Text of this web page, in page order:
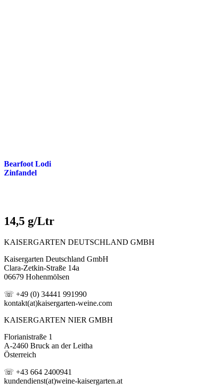
Bearfoot Lodi
Zinfandel
14,5 g/Ltr
KAISERGARTEN DEUTSCHLAND GMBH
Kaisergarten Deutschland GmbH
Clara-Zetkin-Straße 14a
06679 Hohenmölsen
☏ +49 (0) 34441 991990
kontakt(at)kaisergarten-weine.com
KAISERGARTEN NIER GMBH
Florianistraße 1
A-2460 Bruck an der Leitha
Österreich
☏ +43 664 2400941
kundendienst(at)weine-kaisergarten.at